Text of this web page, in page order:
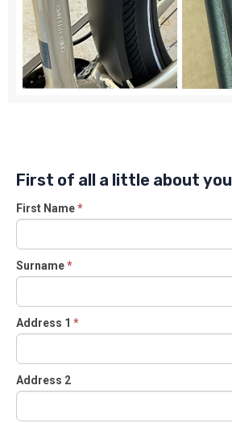
First of all a little about you
First Name*
Surname*
Address 1 *
Address 2